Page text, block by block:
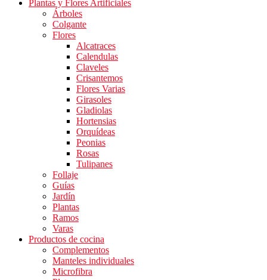
Plantas y Flores Artificiales
Árboles
Colgante
Flores
Alcatraces
Calendulas
Claveles
Crisantemos
Flores Varias
Girasoles
Gladiolas
Hortensias
Orquídeas
Peonias
Rosas
Tulipanes
Follaje
Guías
Jardín
Plantas
Ramos
Varas
Productos de cocina
Complementos
Manteles individuales
Microfibra